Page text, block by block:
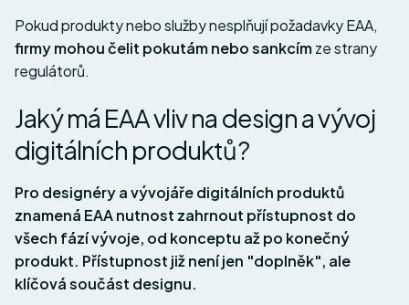
Pokud produkty nebo služby nesplňují požadavky EAA,
firmy mohou čelit pokutám nebo sankcímze strany
regulátorů.
Jaký má EAA vliv na design a vývoj
digitálních produktů?
Pro designéry a vývojáře digitálních produktů
znamená EAA nutnost zahrnout přístupnost do
všech fází vývoje, od konceptu až po konečný
produkt. Přístupnost již není jen "doplněk", ale
klíčová součást designu.